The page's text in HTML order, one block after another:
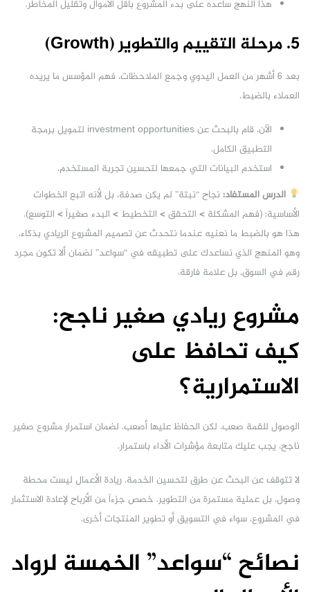
هذا النهج ساعده على بدء المشروع بأقل الأموال وتقليل المخاطر.
5. مرحلة التقييم والتطوير (Growth)
بعد 6 أشهر من العمل اليدوي وجمع الملاحظات، فهم المؤسس ما يريده
العملاء بالضبط.
الآن، قام بالبحث عن investment opportunities لتمويل برمجة
التطبيق الكامل.
استخدم البيانات التي جمعها لتحسين تجربة المستخدم.
الدرس المستفاد:نجاح “نبتة” لم يكن صدفة، بل لأنه اتبع الخطوات
الأساسية: (فهم المشكلة > التحقق > التخطيط > البدء صغيراً > التوسع).
هذا هو بالضبط ما نعنيه عندما نتحدث عن تصميم المشروع الريادي بذكاء،
وهو المنهج الذي نساعدك على تطبيقه في “سواعد” لضمان ألا تكون مجرد
رقم في السوق، بل علامة فارقة.
مشروع ريادي صغير ناجح:
كيف تحافظ على
الاستمرارية؟
الوصول للقمة صعب، لكن الحفاظ عليها أصعب. لضمان استمرار مشروع صغير
ناجح، يجب عليك متابعة مؤشرات الأداء باستمرار.
لا تتوقف عن البحث عن طرق لتحسين الخدمة. ريادة الأعمال ليست محطة
وصول، بل عملية مستمرة من التطوير. خصص جزءاً من الأرباح لإعادة الاستثمار
في المشروع، سواء في التسويق أو تطوير المنتجات أخرى.
نصائح “سواعد” الخمسة لرواد